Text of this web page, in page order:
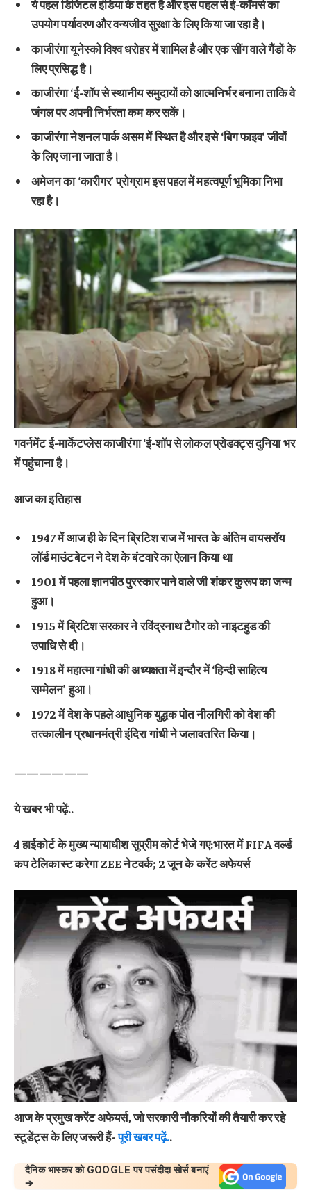
ये पहल डिजिटल इंडिया के तहत है और इस पहल से ई-कॉमर्स का
उपयोग पर्यावरण और वन्यजीव सुरक्षा के लिए किया जा रहा है।
काजीरंगा यूनेस्को विश्व धरोहर में शामिल है और एक सींग वाले गैंडों के
लिए प्रसिद्ध है।
काजीरंगा ‘ई-शॉप से स्थानीय समुदायों को आत्मनिर्भर बनाना ताकि वे
जंगल पर अपनी निर्भरता कम कर सकें।
काजीरंगा नेशनल पार्क असम में स्थित है और इसे ‘बिग फाइव’ जीवों
के लिए जाना जाता है।
अमेजन का ‘कारीगर’ प्रोग्राम इस पहल में महत्वपूर्ण भूमिका निभा
रहा है।
गवर्नमेंट ई-मार्केटप्लेस काजीरंगा ‘ई-शॉप से लोकल प्रोडक्ट्स दुनिया भर
में पहुंचाना है।
आज का इतिहास
1947 में आज ही के दिन ब्रिटिश राज में भारत के अंतिम वायसरॉय
लॉर्ड माउंटबेटन ने देश के बंटवारे का ऐलान किया था
1901 में पहला ज्ञानपीठ पुरस्कार पाने वाले जी शंकर कुरूप का जन्म
हुआ।
1915 में ब्रिटिश सरकार ने रविंद्रनाथ टैगोर को नाइटहुड की
उपाधि से दी।
1918 में महात्मा गांधी की अध्यक्षता में इन्दौर में ‘हिन्दी साहित्य
सम्मेलन’ हुआ।
1972 में देश के पहले आधुनिक युद्धक पोत नीलगिरी को देश की
तत्कालीन प्रधानमंत्री इंदिरा गांधी ने जलावतरित किया।
——————
ये खबर भी पढ़ें..
4 हाईकोर्ट के मुख्‍य न्‍यायाधीश सुप्रीम कोर्ट भेजे गए:भारत में FIFA वर्ल्ड
कप टेलिकास्ट करेगा ZEE नेटवर्क; 2 जून के करेंट अफेयर्स
आज के प्रमुख करेंट अफेयर्स, जो सरकारी नौकरियों की तैयारी कर रहे
स्टूडेंट्स के लिए जरूरी हैं-पूरी खबर पढ़ें..
दैनिक भास्कर को GOOGLE पर पसंदीदा सोर्स बनाएं
➔